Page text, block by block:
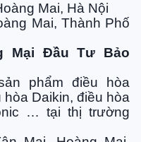
KIỆM ĐIỆN
theo mùa mà
công suất phù hợp
bảo hiệu suất làm
1 cung cấp sản
Mai, Hà Nội
Mai, Thành Phố
Mại Đầu Tư Bảo
phẩm điều hòa
hòa Daikin, điều hòa
… tại thị trường